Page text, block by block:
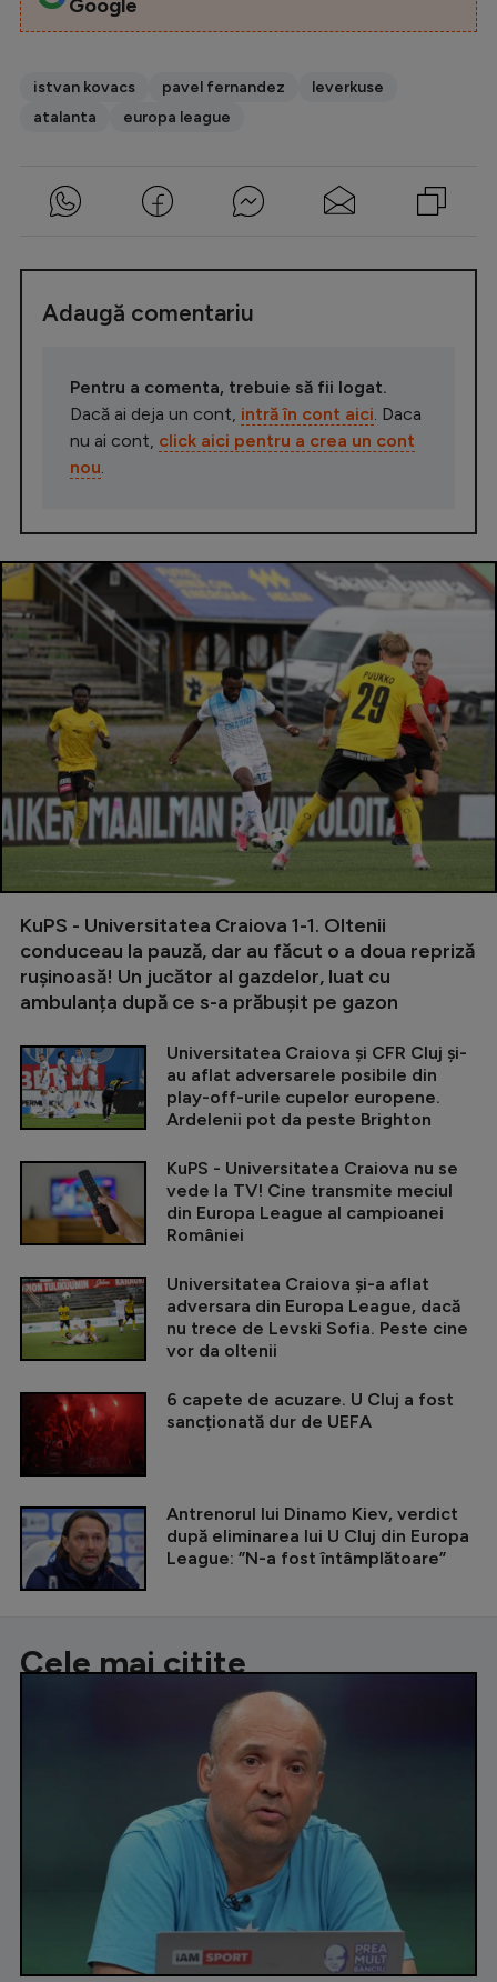
Google
istvan kovacs pavel fernandez
leverkuse
atalanta
europa league
Adaugă comentariu
Pentru a comenta, trebuie să fii logat.
Dacă ai deja un cont, intră în cont aici. Daca
nu ai cont, click aici pentru a crea un cont
nou.
KuPS - Universitatea Craiova 1-1. Oltenii
conduceau la pauză, dar au făcut o a doua repriză
rușinoasă! Un jucător al gazdelor, luat cu
ambulanța după ce s-a prăbușit pe gazon
Universitatea Craiova și CFR Cluj și-
au aflat adversarele posibile din
play-off-urile cupelor europene.
Ardelenii pot da peste Brighton
KuPS - Universitatea Craiova nu se
vede la TV! Cine transmite meciul
din Europa League al campioanei
României
Universitatea Craiova și-a aflat
adversara din Europa League, dacă
nu trece de Levski Sofia. Peste cine
vor da oltenii
6 capete de acuzare. U Cluj a fost
sancționată dur de UEFA
Antrenorul lui Dinamo Kiev, verdict
după eliminarea lui U Cluj din Europa
League: ”N-a fost întâmplătoare”
Cele mai citite